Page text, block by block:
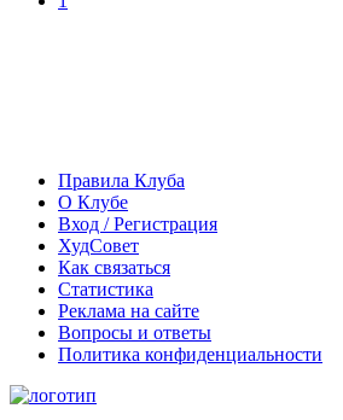
Правила Клуба
О Клубе
Вход / Регистрация
ХудСовет
Как связаться
Статистика
Реклама на сайте
Вопросы и ответы
Политика конфиденциальности